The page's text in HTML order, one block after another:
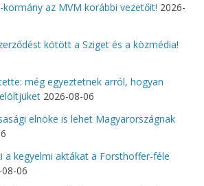
kormány az MVM korábbi vezetőit! 2026-
kötött a Sziget és a közmédia!
még egyeztetnek arról, hogyan
2026-08-06
elnöke is lehet Magyarországnak
a kegyelmi aktákat a Forsthoffer-féle
06